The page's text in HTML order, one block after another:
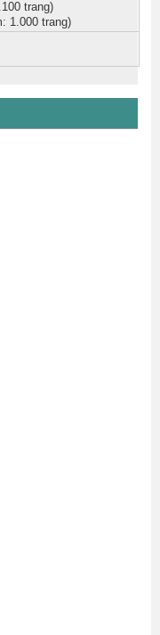
trang)
1.000 trang)